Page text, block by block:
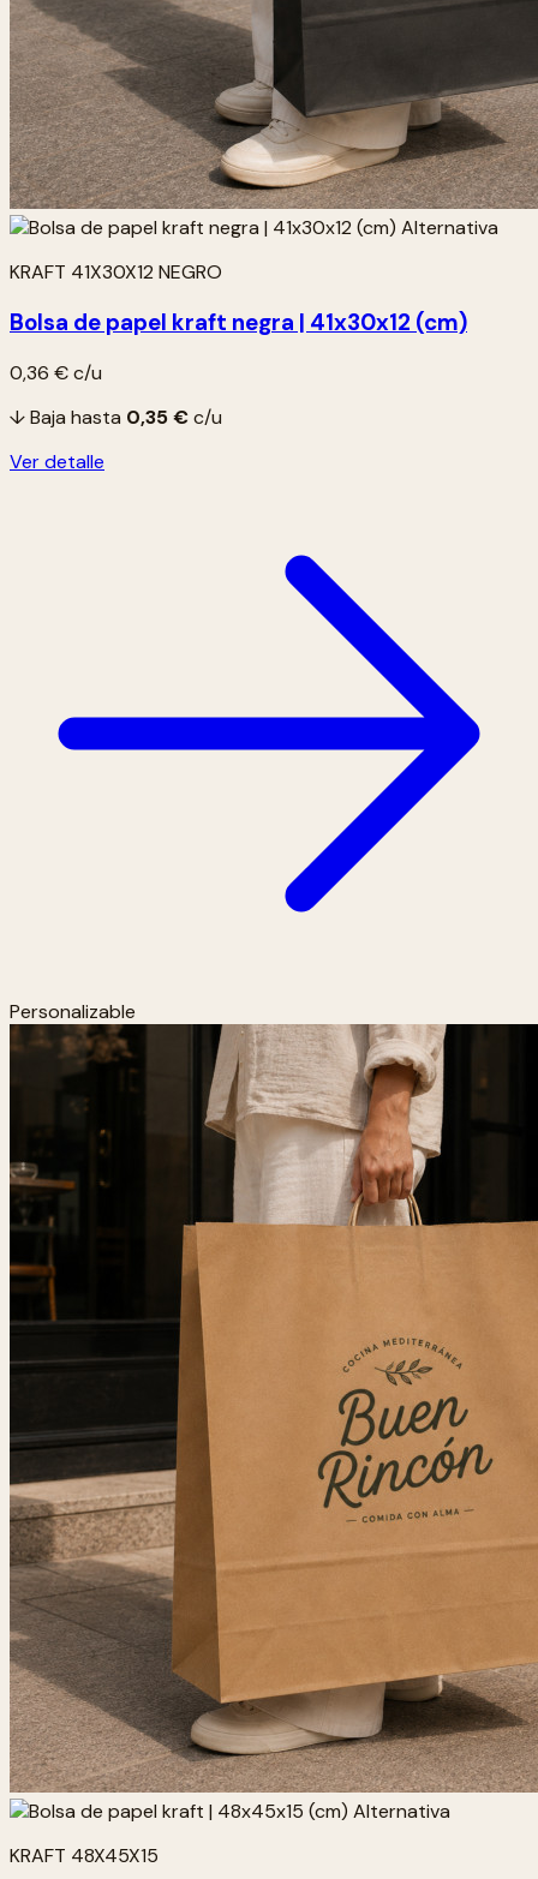
KRAFT 41X30X12 NEGRO
Bolsa de papel kraft negra | 41x30x12 (cm)
0,36 €c/u
↓ Baja hasta 0,35 €c/u
Ver detalle
Personalizable
KRAFT 48X45X15